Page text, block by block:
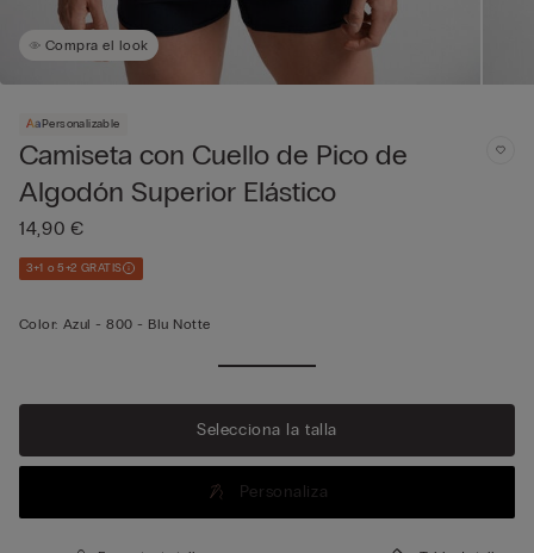
Compra el look
Personalizable
Camiseta con Cuello de Pico de
Algodón Superior Elástico
14,90 €
3+1 o 5+2 GRATIS
Color: Azul -800 - Blu Notte
Selecciona la talla
Personaliza